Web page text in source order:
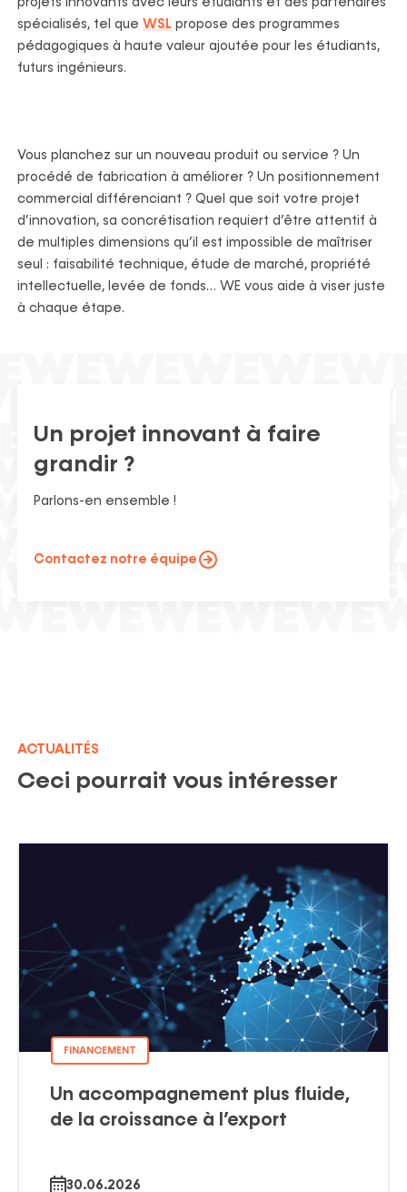
projets innovants avec leurs étudiants et des partenaires
spécialisés, tel que WSLpropose des programmes
pédagogiques à haute valeur ajoutée pour les étudiants,
futurs ingénieurs.
Vous planchez sur un nouveau produit ou service ? Un
procédé de fabrication à améliorer ? Un positionnement
commercial différenciant ? Quel que soit votre projet
d’innovation, sa concrétisation requiert d’être attentif à
de multiples dimensions qu’il est impossible de maîtriser
seul : faisabilité technique, étude de marché, propriété
intellectuelle, levée de fonds… WE vous aide à viser juste
à chaque étape.
Un projet innovant à faire
grandir ?
Parlons-en ensemble !
Contactez notre équipe
ACTUALITÉS
Ceci pourrait vous intéresser
FINANCEMENT
Un accompagnement plus fluide,
de la croissance à l’export
30.06.2026